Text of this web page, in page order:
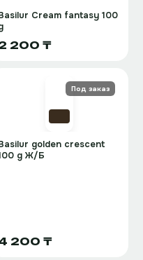
Cream fantasy 100
200 ₸
Под заказ
golden crescent
g Ж/Б
200 ₸